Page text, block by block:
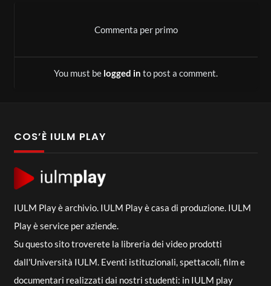
Effimera monumentalità
suono. La dignità filosofica e morale così conquistata fa di
queste opere un tuttora vivente simbolo sociale.
You must be logged in to post a comment.
Commenta per primo
COS’È IULM PLAY
IULM Play è archivio. IULM Play è casa di produzione. IULM
Play è service per aziende.
Su questo sito troverete la libreria dei video prodotti
dall'Università IULM. Eventi istituzionali, spettacoli, film e
documentari realizzati dai nostri studenti: in IULM play